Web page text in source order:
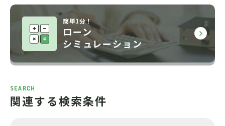
簡単1分！
ローン
シミュレーション
SEARCH
関連する検索条件